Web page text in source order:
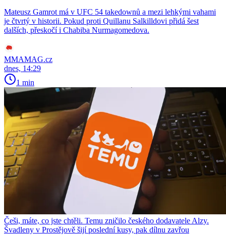
Mateusz Gamrot má v UFC 54 takedownů a mezi lehkými vahami
je čtvrtý v historii. Pokud proti Quillanu Salkilldovi přidá šest
dalších, přeskočí i Chabiba Nurmagomedova.
MMAMAG.cz
dnes, 14:29
1 min
Češi, máte, co jste chtěli. Temu zničilo českého dodavatele Alzy.
Švadleny v Prostějově šijí poslední kusy, pak dílnu zavřou